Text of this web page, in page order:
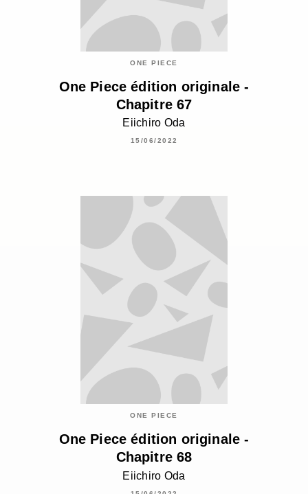
ONE PIECE
One Piece édition originale -
Chapitre 67
Eiichiro Oda
15/06/2022
ONE PIECE
One Piece édition originale -
Chapitre 68
Eiichiro Oda